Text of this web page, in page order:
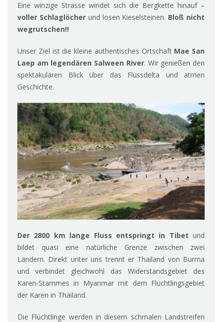
Eine winzige Strasse windet sich die Bergkette hinauf –
voller Schlaglöcherund losen Kieselsteinen. Bloß nicht
wegrutschen!!
Unser Ziel ist die kleine authentisches Ortschaft Mae San
Laep am legendären Salween River. Wir genießen den
spektakulären Blick über das Flussdelta und atmen
Geschichte.
Der 2800 km lange Fluss entspringt in Tibet und
bildet quasi eine natürliche Grenze zwischen zwei
Ländern. Direkt unter uns trennt er Thailand von Burma
und verbindet gleichwohl das Widerstandsgebiet des
Karen-Stammes in Myanmar mit dem Flüchtlingsgebiet
der Karen in Thailand.
Die Flüchtlinge werden in diesem schmalen Landstreifen